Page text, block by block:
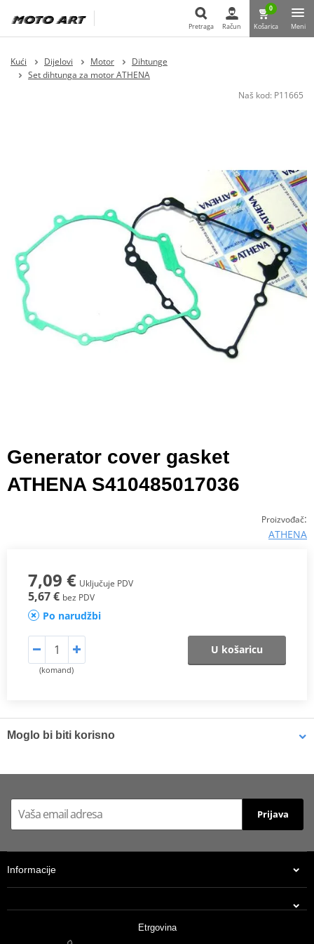
Pretraga Račun
0
Košarica Meni
Kući Dijelovi Motor
Dihtunge
Set dihtunga za motor ATHENA
Naš kod: P11665
Generator cover gasket
ATHENA S410485017036
Proizvođač:
ATHENA
7,09 € Uključuje PDV
5,67 € bez PDV
Po narudžbi
(komand)
U košaricu
Moglo bi biti korisno
Prijava
Informacije
Etrgovina